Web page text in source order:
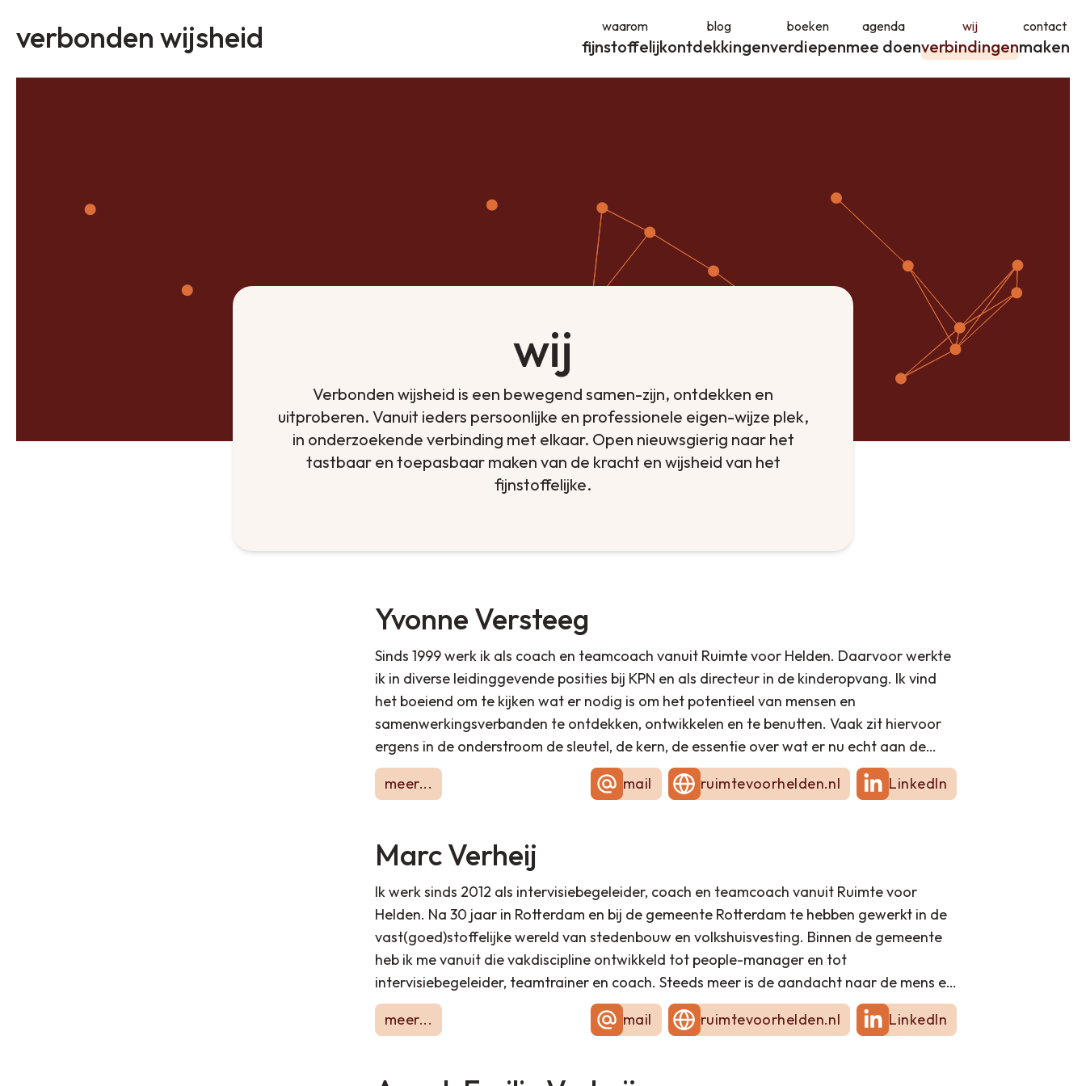
verbonden wijsheid waarom
fijnstoffelijk
blog
ontdekkingen
boeken
verdiepen
agenda
mee doen
wij
verbindingen
contact
maken
wij
Verbonden wijsheid is een bewegend samen-zijn, ontdekken en
uitproberen. Vanuit ieders persoonlijke en professionele eigen-wijze plek,
in onderzoekende verbinding met elkaar. Open nieuwsgierig naar het
tastbaar en toepasbaar maken van de kracht en wijsheid van het
fijnstoffelijke.
Yvonne Versteeg
Sinds 1999 werk ik als coach en teamcoach vanuit Ruimte voor Helden. Daarvoor werkte
ik in diverse leidinggevende posities bij KPN en als directeur in de kinderopvang. Ik vind
het boeiend om te kijken wat er nodig is om het potentieel van mensen en
samenwerkingsverbanden te ontdekken, ontwikkelen en te benutten. Vaak zit hiervoor
ergens in de onderstroom de sleutel, de kern, de essentie over wat er nu echt aan de
hand is. Wat wel aanwezig is, maar zich wat minder makkelijk laat zien of horen. Om dat
boven tafel te krijgen hebben we 'fijnmaziger' te luisteren en aanwezig te zijn. Zo krijgen
fijnstoffelijke wel benut wordt in het samen leven en werken EN dat we dat nog veel
meer en beter kunnen gebruiken. Vandaar dat Verbonden wijsheid, via mij, is ontstaan.
Met veel nieuwsgierigheid en passie maak ik, samen met anderen, tijd en ruimte om te
onderzoeken, ontdekken en uit te proberen hoe we de kracht en wijsheid van het
fijnstoffelijke tastbaar en toepasbaar maken in ons dagelijks samen werken en leven.
meer... mail ruimtevoorhelden.nl LinkedIn
MarcVerheij
Ik werk sinds 2012 als intervisiebegeleider, coach en teamcoach vanuit Ruimte voor
Helden. Na 30 jaar in Rotterdam en bij de gemeente Rotterdam te hebben gewerkt in de
vast(goed)stoffelijke wereld van stedenbouw en volkshuisvesting. Binnen de gemeente
heb ik me vanuit die vakdiscipline ontwikkeld tot people-manager en tot
intervisiebegeleider, teamtrainer en coach. Steeds meer is de aandacht naar de mens en
de mensen die het in het veld te doen hebben gegaan. Via diverse opleidingen en
trainingen tot coach, lichaamsgericht therapeut en tot het systemisch gericht werken
meer... mail ruimtevoorhelden.nl LinkedIn